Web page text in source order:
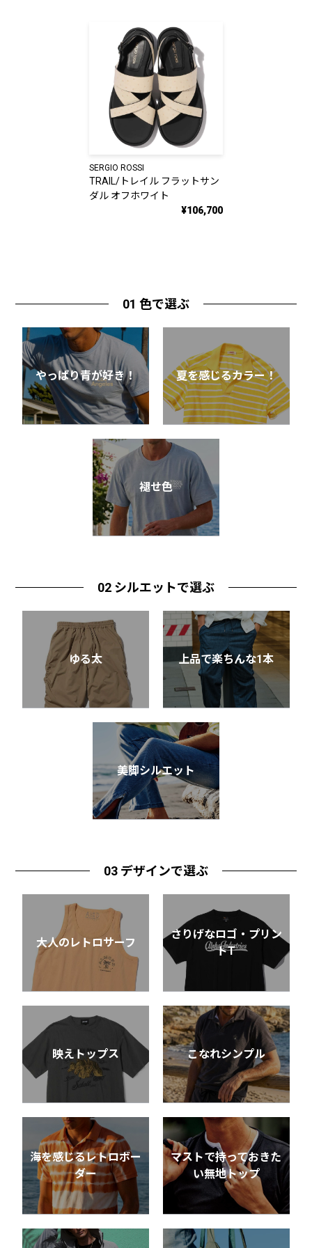
SERGIO ROSSI
TRAIL/トレイル フラットサン
ダル オフホワイト
¥106,700
01 色で選ぶ
やっぱり青が好き！ 夏を感じるカラー！
褪せ色
02 シルエットで選ぶ
ゆる太 上品で楽ちんな1本
美脚シルエット
03 デザインで選ぶ
大人のレトロサーフ
さりげなロゴ・プリン
トT
映えトップス こなれシンプル
海を感じるレトロボー
ダー
マストで持っておきた
い無地トップ